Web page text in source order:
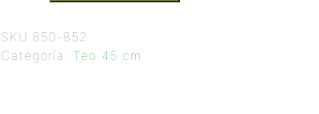
SKU: 850-852
Categoría: Teo 45 cm